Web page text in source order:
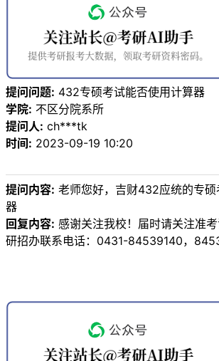
提问问题: 432专硕考试能否使用计算器
学院: 不区分院系所
提问人: ch***tk
时间: 2023-09-19 10:20
提问内容: 老师您好，吉财432应统的专
器
回复内容: 感谢关注我校！届时请关注准考
研招办联系电话：0431-84539140，